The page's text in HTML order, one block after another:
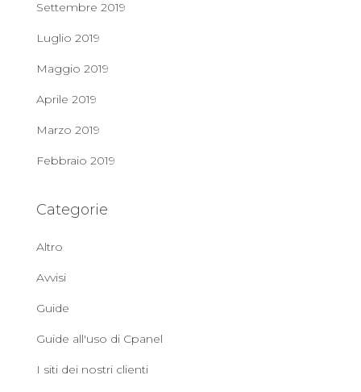
Settembre 2019
Luglio 2019
Maggio 2019
Aprile 2019
Marzo 2019
Febbraio 2019
Categorie
Altro
Avvisi
Guide
Guide all'uso di Cpanel
I siti dei nostri clienti